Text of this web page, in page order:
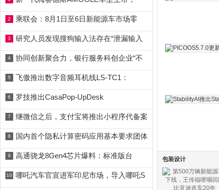
2 乘联会：8月1日至6日新能源车市场零
3 研究人员发现搜狗输入法存在“泄漏输入
4 协同创新聚合力，银行服务科创企业“不
5 飞傲推出数字音频耳机线LS-TC1：
6 罗技推出CasaPop-UpDesk
7 继微信之后，支付宝将推出小程序代备案
8 国内首个隐私计算密码应用基本要求团体
9 高通骁龙8Gen4芯片爆料：标准版台
10 哪吒汽车官宣进军印尼市场，导入哪吒S
包装设计